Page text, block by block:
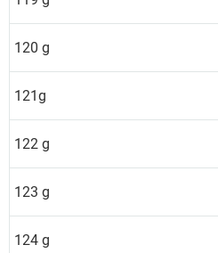
120 g
121g
122 g
123 g
124 g